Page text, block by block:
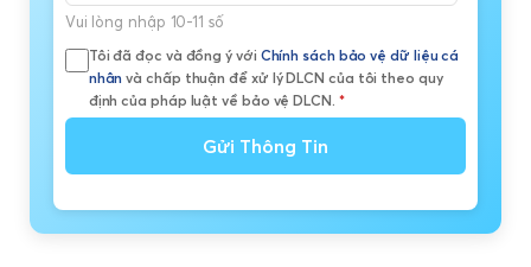
Vui lòng nhập 10-11 số
Tôi đã đọc và đồng ý với Chính sách bảo vệ dữ liệu cá
nhân và chấp thuận để xử lý DLCN của tôi theo quy
định của pháp luật về bảo vệ DLCN. *
Gửi Thông Tin